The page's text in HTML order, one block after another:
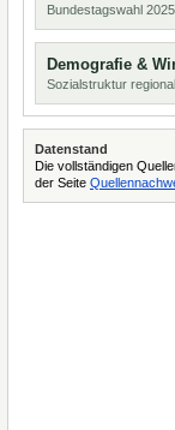
Bundestagswahl
Demografie &
Sozialstruktur
Datenstand
Die vollständigen
der Seite